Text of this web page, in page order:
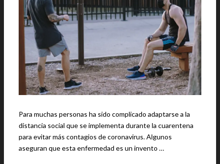
Para muchas personas ha sido complicado adaptarse a la
distancia social que se implementa durante la cuarentena
para evitar más contagios de coronavirus. Algunos
aseguran que esta enfermedad es un invento …